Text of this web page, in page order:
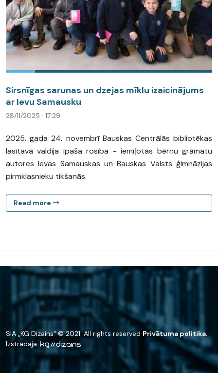
Sirsnīgas sarunas un dzejas mīklu izaicinājums
ar Ievu Samausku
28/11/2025 · 17:29
2025. gada 24. novembrī Bauskas Centrālās bibliotēkas
lasītavā valdīja īpaša rosība - iemīļotās bērnu grāmatu
autores Ievas Samauskas un Bauskas Valsts ģimnāzijas
pirmklasnieku tikšanās.
Read more
SIA „KG Dizains“ © 2021. All rights reserved Privātuma politika.
Izstrādāja: